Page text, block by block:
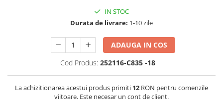
IN STOC
Durata de livrare: 1-10 zile
ADAUGA IN COS
Cod Produs: 252116-C835 -18
La achizitionarea acestui produs primiti 12 RON pentru comenzile
viitoare. Este necesar un cont de client.